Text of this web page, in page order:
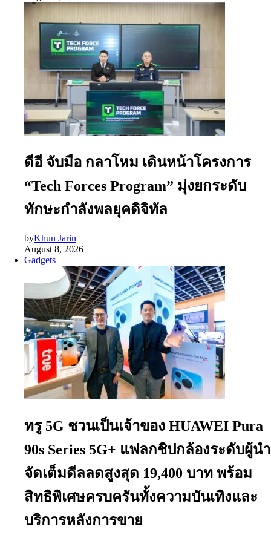
ดีอี จับมือ กลาโหม เดินหน้าโครงการ
“Tech Forces Program” มุ่งยกระดับ
ทักษะกำลังพลยุคดิจิทัล
byKhun Jarin
August 8, 2026
Gadgets
ทรู 5G ชวนเป็นเจ้าของ HUAWEI Pura
90s Series 5G+ แฟลกชิปกล้องระดับผู้นำ
จัดเต็มดีลลดสูงสุด 19,400 บาท พร้อม
สิทธิพิเศษครบครันทั้งความบันเทิงและ
บริการหลังการขาย